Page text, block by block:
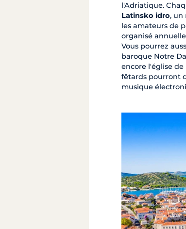
l'Adriatique.
Latinsko idro, un
les amateurs de
organisé
Vous pourrez
baroque Notre
encore l'église de
fêtards pourront
musique